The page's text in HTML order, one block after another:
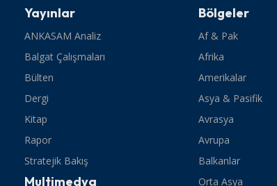
Yayınlar
ANKASAM Analiz
Balgat Çalışmaları
Bülten
Dergi
Kitap
Rapor
Stratejik Bakış
Multimedya
Bölgeler
Af & Pak
Afrika
Amerikalar
Asya & Pasifik
Avrasya
Avrupa
Balkanlar
Orta Asya